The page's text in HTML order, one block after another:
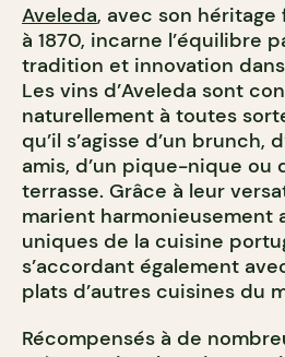
Aveleda, avec son
à 1870, incarne l’équilibre
tradition et innovation
Les vins d’Aveleda sont
naturellement à toutes
qu’il s’agisse d’un brunch,
amis, d’un pique-nique ou
terrasse. Grâce à leur
marient harmonieusement
uniques de la cuisine
s’accordant également
plats d’autres cuisines du
Récompensés à de